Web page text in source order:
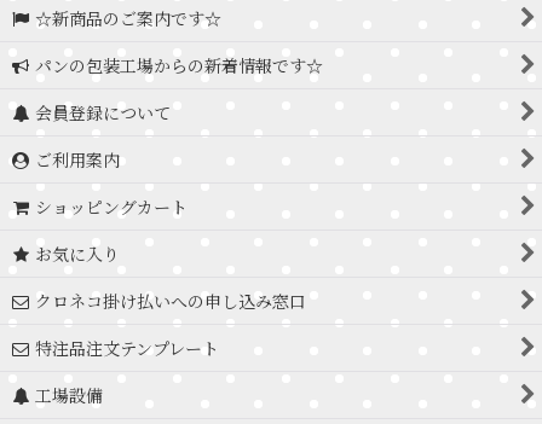
☆新商品のご案内です☆
パンの包装工場からの新着情報です☆
会員登録について
ご利用案内
ショッピングカート
お気に入り
クロネコ掛け払いへの申し込み窓口
特注品注文テンプレート
工場設備